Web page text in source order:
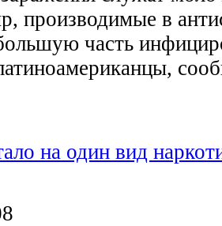
производимые в
часть
на один вид